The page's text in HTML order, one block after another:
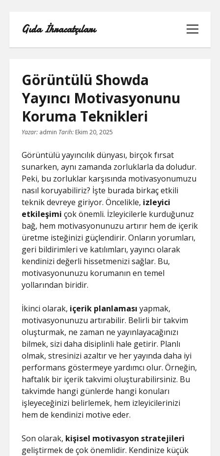
Gıda İhracatçıları
menüyü
aç
BEDAVA ŞIFRESIZ FACEBOOK BEĞENI
HILESI
ÜCRETSIZ
LISTE
RETWEET KASMA ŞIFRESIZ
SAYFA LISTESI
Görüntülü Showda
Yayıncı Motivasyonunu
Koruma Teknikleri
Yazar: admin Tarih: Ekim 20, 2025
Görüntülü yayıncılık dünyası, birçok fırsat
sunarken, aynı zamanda zorluklarla da doludur.
Peki, bu zorluklar karşısında motivasyonumuzu
nasıl koruyabiliriz? İşte burada birkaç etkili
teknik devreye giriyor. Öncelikle, izleyici
etkileşimi çok önemli. İzleyicilerle kurduğunuz
bağ, hem motivasyonunuzu artırır hem de içerik
üretme isteğinizi güçlendirir. Onların yorumları,
geri bildirimleri ve katılımları, yayıncı olarak
kendinizi değerli hissetmenizi sağlar. Bu,
motivasyonunuzu korumanın en temel
yollarından biridir.
İkinci olarak, içerik planlaması yapmak,
motivasyonunuzu artırabilir. Belirli bir takvim
oluşturmak, ne zaman ne yayınlayacağınızı
bilmek, sizi daha disiplinli hale getirir. Planlı
olmak, stresinizi azaltır ve her yayında daha iyi
performans göstermeye yardımcı olur. Örneğin,
haftalık bir içerik takvimi oluşturabilirsiniz. Bu
takvimde hangi günlerde hangi konuları
işleyeceğinizi belirlemek, hem izleyicilerinizi
hem de kendinizi motive eder.
Son olarak, kişisel motivasyon stratejileri
geliştirmek de çok önemlidir. Kendinize küçük